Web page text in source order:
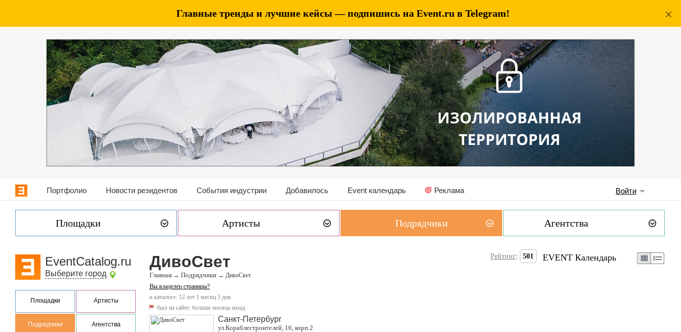
Главные тренды и лучшие кейсы — подпишись на Event.ru в Telegram!
Портфолио Новости резидентов События индустрии Добавилось Event календарь Реклама Войти
Площадки Артисты Подрядчики Агентства
EventCatalog.ru
Выберите город
Площадки Артисты
Подрядчики Агентства
ДивоСвет
Главная → Подрядчики → ДивоСвет
Вы владелец страницы?
в каталоге: 12 лет 1 месяц 3 дня
был на сайте: больше месяца назад
Рейтинг: 501
Санкт-Петербург
ул.Кораблестроителей, 16, корп.2
EVENT Календарь